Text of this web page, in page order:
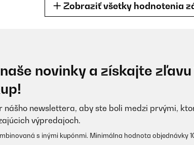
perfetta per la dieta, e direi che fanno il loro lavoro! I
Zobraziť všetky hodnotenia
novinky a získajte zľavu
nášho newslettera, aby ste boli medzi prvými,
výpredajoch.
s inými kupónmi. Minimálna hodnota objednávky